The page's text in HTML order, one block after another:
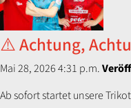
⚠️ Achtung,
Mai 28, 2026 4:31 p.m.
Ab sofort startet unsere